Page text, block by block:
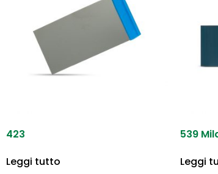
423
Leggi tutto
539
Leggi